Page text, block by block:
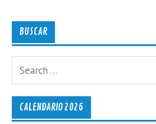
BUSCAR
CALENDARIO 2026